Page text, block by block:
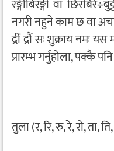
रङ्गीबिरङ्गी वा
नगरी नहुने काम छ वा
द्रीं द्रौं सः शुक्राय नमः
प्रारम्भ गर्नुहोला, पक्कै
तुला (र, रि, रु, रे, रो, ता,